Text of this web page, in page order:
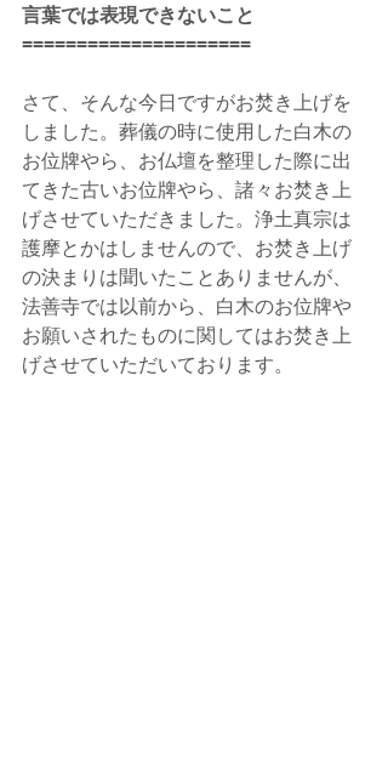
言葉では表現できないこと
=====================
さて、そんな今日ですがお焚き上げを
しました。葬儀の時に使用した白木の
お位牌やら、お仏壇を整理した際に出
てきた古いお位牌やら、諸々お焚き上
げさせていただきました。浄土真宗は
護摩とかはしませんので、お焚き上げ
の決まりは聞いたことありませんが、
法善寺では以前から、白木のお位牌や
お願いされたものに関してはお焚き上
げさせていただいております。